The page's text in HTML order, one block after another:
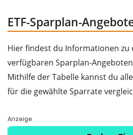
ETF-Sparplan-
Hier findest du Informationen zu
verfügbaren Sparplan-
Mithilfe der Tabelle kannst du
für die gewählte Sparrate